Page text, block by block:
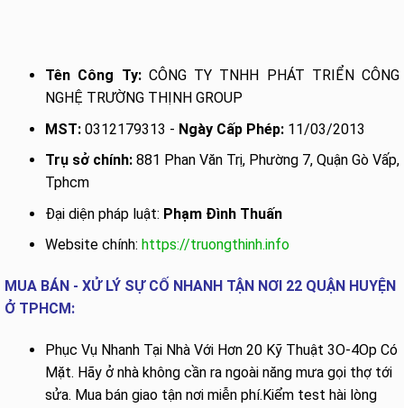
Tên Công Ty:CÔNG TY TNHH PHÁT TRIỂN CÔNG
NGHỆ TRƯỜNG THỊNH GROUP
MST: 0312179313 - Ngày Cấp Phép: 11/03/2013
Trụ sở chính: 881 Phan Văn Trị, Phường 7, Quận Gò Vấp,
Tphcm
Đại diện pháp luật: Phạm Đình Thuấn
Website chính: https://truongthinh.info
MUA BÁN - XỬ LÝ SỰ CỐ NHANH TẬN NƠI 22 QUẬN HUYỆN
Ở TPHCM:
Phục Vụ Nhanh Tại Nhà Với Hơn 20 Kỹ Thuật 3O-4Op Có
Mặt. Hãy ở nhà không cần ra ngoài năng mưa gọi thợ tới
sửa. Mua bán giao tận nơi miễn phí.Kiểm test hài lòng